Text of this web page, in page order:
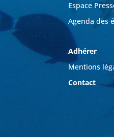
Espace
Agenda des
Adhérer
Mentions
Contact